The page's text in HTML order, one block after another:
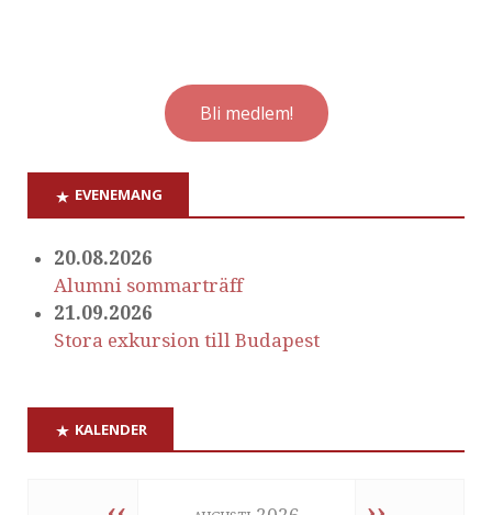
Bli medlem!
EVENEMANG
20.08.2026
Alumni sommarträff
21.09.2026
Stora exkursion till Budapest
KALENDER